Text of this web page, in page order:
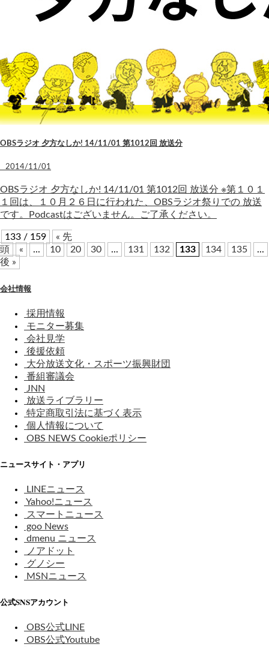
OBSラジオ 夕方なしか! 14/11/01 第1012回 放送分
2014/11/01
OBSラジオ 夕方なしか! 14/11/01 第1012回 放送分 ※第１０１
１回は、１０月２６日に行われた、OBSラジオ祭りでの 放送
です。Podcastはございません。ご了承ください。
133 / 159
« 先
頭
« ... 10 20 30 ... 131 132 133 134 135
...
後 »
会社情報
採用情報
モニター募集
会社見学
後援依頼
大分放送文化・スポーツ振興財団
番組審議会
JNN
放送ライブラリー
特定商取引法に基づく表示
個人情報について
OBS NEWS Cookieポリシー
ニュースサイト・アプリ
LINEニュース
Yahoo!ニュース
スマートニュース
goo News
dmenu ニュース
ノアドット
グノシー
MSNニュース
公式SNSアカウント
OBS公式LINE
OBS公式Youtube